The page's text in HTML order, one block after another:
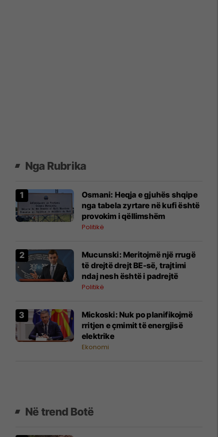
Nga Rubrika
Osmani: Heqja e gjuhës shqipe
nga tabela zyrtare në kufi është
provokim i qëllimshëm
Politikë
Mucunski: Meritojmë një rrugë
të drejtë drejt BE-së, trajtimi
ndaj nesh është i padrejtë
Politikë
Mickoski: Nuk po planifikojmë
rritjen e çmimit të energjisë
elektrike
Ekonomi
Në trend Botë